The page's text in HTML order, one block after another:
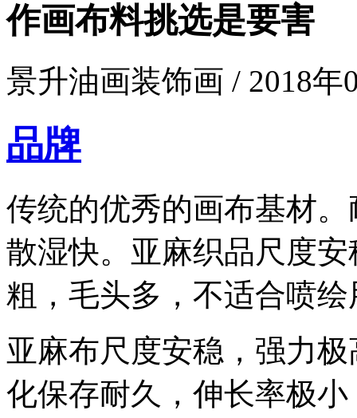
作画布料挑选是要害
景升油画装饰画 / 2018年
品牌
传统的优秀的画布基材
散湿快。亚麻织品尺度
粗，毛头多，不适合喷绘
亚麻布尺度安稳，强力
化保存耐久，伸长率极